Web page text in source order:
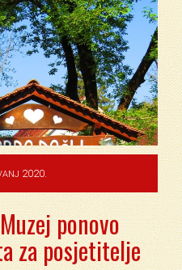
2020.
ponovo
za posjetitelje